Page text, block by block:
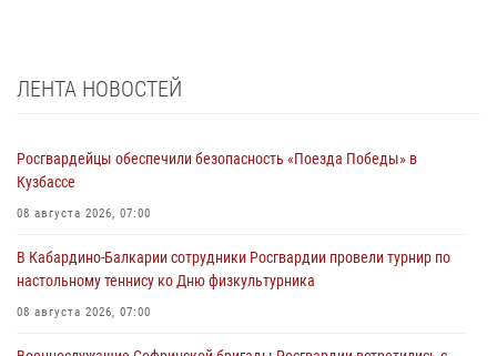
ЛЕНТА НОВОСТЕЙ
Росгвардейцы обеспечили безопасность «Поезда Победы» в
Кузбассе
08 августа 2026, 07:00
В Кабардино-Балкарии сотрудники Росгвардии провели турнир по
настольному теннису ко Дню физкультурника
08 августа 2026, 07:00